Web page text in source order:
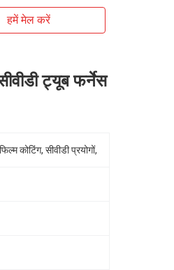
हमें मेल करें
ट्यूब फर्नेस
कोटिंग, सीवीडी प्रयोगों,